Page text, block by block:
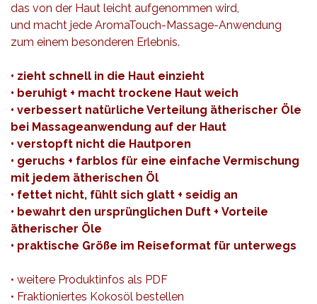
das von der Haut leicht aufgenommen wird,
und macht jede AromaTouch-Massage-Anwendung
zum einem besonderen Erlebnis.
• zieht schnell in die Haut einzieht
• beruhigt + macht trockene Haut weich
• verbessert natürliche Verteilung ätherischer Öle
bei Massageanwendung auf der Haut
• verstopft nicht die Hautporen
• geruchs + farblos für eine einfache Vermischung
mit jedem ätherischen Öl
• fettet nicht, fühlt sich glatt + seidig an
• bewahrt den ursprünglichen Duft + Vorteile
ätherischer Öle
• praktische Größe im Reiseformat für unterwegs
• weitere Produktinfos als PDF
• Fraktioniertes Kokosöl bestellen